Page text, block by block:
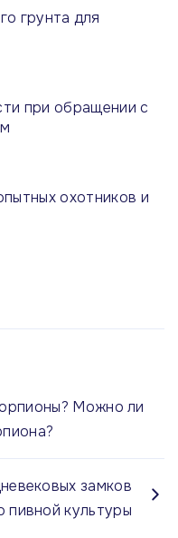
грунта для
при обращении с
охотников и
Можно ли
замков
пивной культуры